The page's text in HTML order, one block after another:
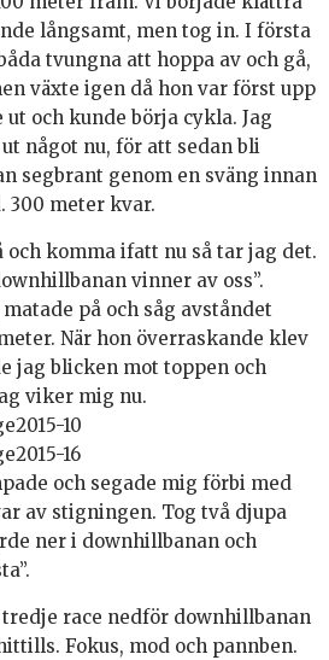
långsamt, men tog in. I första
tvungna att hoppa av och gå,
växte igen då hon var först upp
och kunde börja cykla. Jag
något nu, för att sedan bli
segbrant genom en sväng innan
300 meter kvar.
och komma ifatt nu så tar jag det.
vinner av oss”.
på och såg avståndet
När hon överraskande klev
jag blicken mot toppen och
viker mig nu.
och segade mig förbi med
av stigningen. Tog två djupa
ner i downhillbanan och
race nedför downhillbanan
Fokus, mod och pannben.